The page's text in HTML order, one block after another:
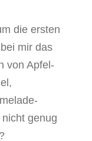
die ersten
mir das
von Apfel-
genug